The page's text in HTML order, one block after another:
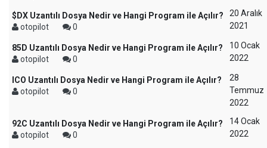
$DX Uzantılı Dosya Nedir ve Hangi Program ile Açılır?
otopilot
0
20 Aralık
2021
85D Uzantılı Dosya Nedir ve Hangi Program ile Açılır?
otopilot
0
10 Ocak
2022
ICO Uzantılı Dosya Nedir ve Hangi Program ile Açılır?
otopilot
0
28
Temmuz
2022
92C Uzantılı Dosya Nedir ve Hangi Program ile Açılır?
otopilot
0
14 Ocak
2022